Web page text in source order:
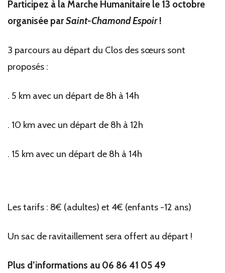
Participez à la Marche Humanitaire le 13 octobre
organisée parSaint-Chamond Espoir!
3 parcours au départ du Clos des sœurs sont
proposés :
. 5 km avec un départ de 8h à 14h
. 10 km avec un départ de 8h à 12h
. 15 km avec un départ de 8h à 14h
Les tarifs : 8€ (adultes) et 4€ (enfants -12 ans)
Un sac de ravitaillement sera offert au départ !
Plus d’informations au 06 86 41 05 49